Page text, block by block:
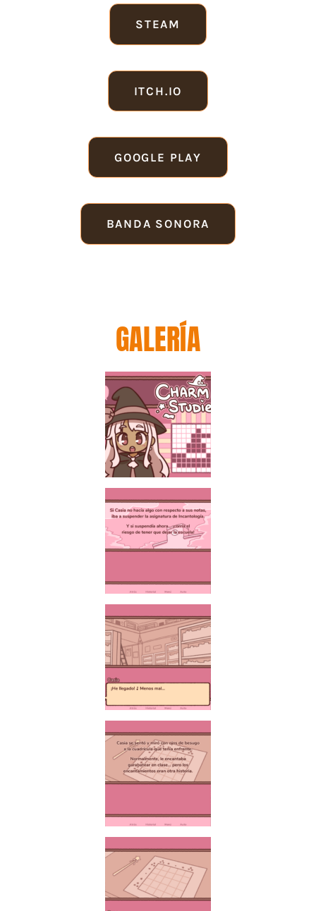
STEAM
ITCH.IO
GOOGLE PLAY
BANDA SONORA
GALERÍA